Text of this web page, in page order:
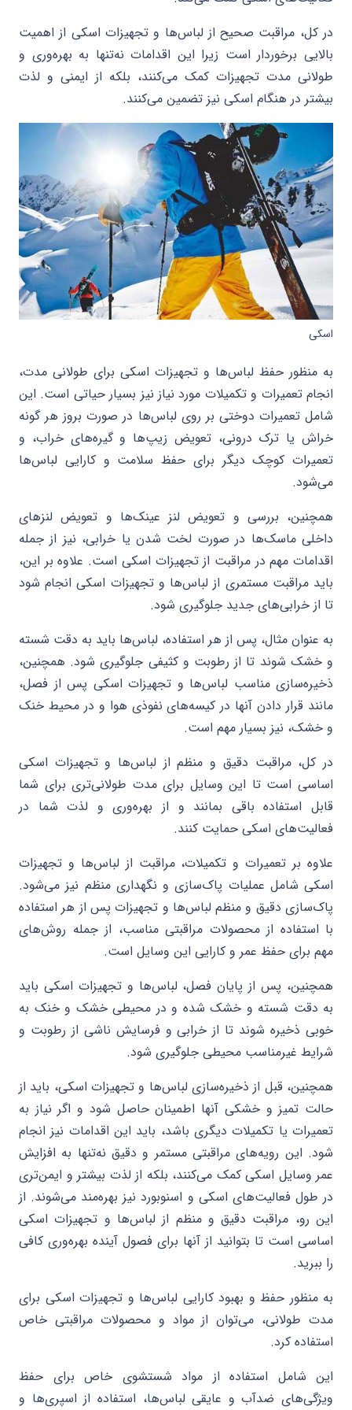
در کل، مراقبت صحیح از لباس‌ها و تجهیزات اسکی از اهمیت
بالایی برخوردار است زیرا این اقدامات نه‌تنها به بهره‌وری و
طولانی مدت تجهیزات کمک می‌کنند، بلکه از ایمنی و لذت
بیشتر در هنگام اسکی نیز تضمین می‌کنند.
اسکی
به منظور حفظ لباس‌ها و تجهیزات اسکی برای طولانی مدت،
انجام تعمیرات و تکمیلات مورد نیاز نیز بسیار حیاتی است. این
شامل تعمیرات دوختی بر روی لباس‌ها در صورت بروز هر گونه
خراش یا ترک درونی، تعویض زیپ‌ها و گیره‌های خراب، و
تعمیرات کوچک دیگر برای حفظ سلامت و کارایی لباس‌ها
می‌شود.
همچنین، بررسی و تعویض لنز عینک‌ها و تعویض لنز‌های
داخلی ماسک‌ها در صورت لخت شدن یا خرابی، نیز از جمله
اقدامات مهم در مراقبت از تجهیزات اسکی است. علاوه بر این،
باید مراقبت مستمری از لباس‌ها و تجهیزات اسکی انجام شود
تا از خرابی‌های جدید جلوگیری شود.
به عنوان مثال، پس از هر استفاده، لباس‌ها باید به دقت شسته
و خشک شوند تا از رطوبت و کثیفی جلوگیری شود. همچنین،
ذخیره‌سازی مناسب لباس‌ها و تجهیزات اسکی پس از فصل،
مانند قرار دادن آنها در کیسه‌های نفوذی هوا و در محیط خنک
و خشک، نیز بسیار مهم است.
در کل، مراقبت دقیق و منظم از لباس‌ها و تجهیزات اسکی
اساسی است تا این وسایل برای مدت طولانی‌تری برای شما
قابل استفاده باقی بمانند و از بهره‌وری و لذت شما در
فعالیت‌های اسکی حمایت کنند.
علاوه بر تعمیرات و تکمیلات، مراقبت از لباس‌ها و تجهیزات
اسکی شامل عملیات پاک‌سازی و نگهداری منظم نیز می‌شود.
پاک‌سازی دقیق و منظم لباس‌ها و تجهیزات پس از هر استفاده
با استفاده از محصولات مراقبتی مناسب، از جمله روش‌های
مهم برای حفظ عمر و کارایی این وسایل است.
همچنین، پس از پایان فصل، لباس‌ها و تجهیزات اسکی باید
به دقت شسته و خشک شده و در محیطی خشک و خنک به
خوبی ذخیره شوند تا از خرابی و فرسایش ناشی از رطوبت و
شرایط غیرمناسب محیطی جلوگیری شود.
همچنین، قبل از ذخیره‌سازی لباس‌ها و تجهیزات اسکی، باید از
حالت تمیز و خشکی آنها اطمینان حاصل شود و اگر نیاز به
تعمیرات یا تکمیلات دیگری باشد، باید این اقدامات نیز انجام
شود. این رویه‌های مراقبتی مستمر و دقیق نه‌تنها به افزایش
عمر وسایل اسکی کمک می‌کنند، بلکه از لذت بیشتر و ایمن‌تری
در طول فعالیت‌های اسکی و اسنوبورد نیز بهره‌مند می‌شوند. از
این رو، مراقبت دقیق و منظم از لباس‌ها و تجهیزات اسکی
اساسی است تا بتوانید از آنها برای فصول آینده بهره‌وری کافی
را ببرید.
به منظور حفظ و بهبود کارایی لباس‌ها و تجهیزات اسکی برای
مدت طولانی، می‌توان از مواد و محصولات مراقبتی خاص
استفاده کرد.
این شامل استفاده از مواد شستشوی خاص برای حفظ
ویژگی‌های ضدآب و عایقی لباس‌ها، استفاده از اسپری‌ها و